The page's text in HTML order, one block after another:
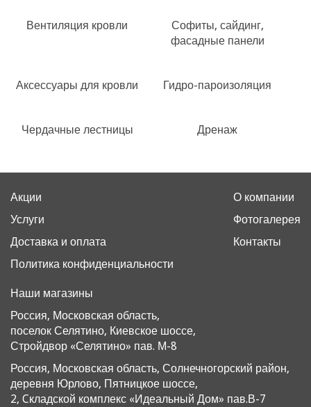
Вентиляция кровли
Софиты, сайдинг,
фасадные панели
Аксессуары для кровли Гидро-пароизоляция
Чердачные лестницы Дренаж
Акции
Услуги
Доставка и оплата
Политика конфиденциальности
О компании
Фотогалерея
Контакты
Наши магазины
Россия, Московская область,
поселок Селятино, Киевское шоссе,
Стройдвор «Селятино» пав. М-8
Россия, Московская область, Солнечногорский район,
деревня Юрлово, Пятницкое шоссе,
2, Cкладской комплекс «Идеальный Дом» пав.В-7